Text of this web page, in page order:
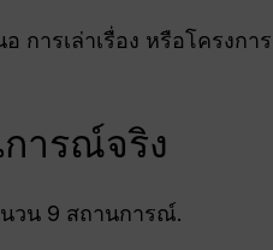
การเล่าเรื่อง หรือโครงการ
ารณ์จริง
นวน 9 สถานการณ์.